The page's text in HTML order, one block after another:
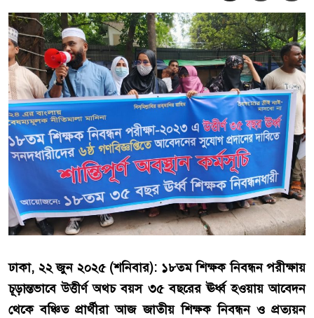
ঢাকা, ২২ জুন ২০২৫ (শনিবার): ১৮তম শিক্ষক নিবন্ধন পরীক্ষায়
চূড়ান্তভাবে উত্তীর্ণ অথচ বয়স ৩৫ বছরের ঊর্ধ্ব হওয়ায় আবেদন
থেকে বঞ্চিত প্রার্থীরা আজ জাতীয় শিক্ষক নিবন্ধন ও প্রত্যয়ন